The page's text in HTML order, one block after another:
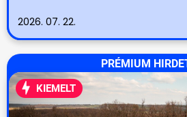
2026. 07. 22.
PRÉMIUM
KIEMELT